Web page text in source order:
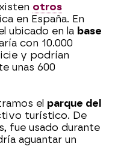
otros
en España. En
ubicado en la base
con 10.000
y podrían
unas 600
el parque del
turístico. De
fue usado durante
aguantar un